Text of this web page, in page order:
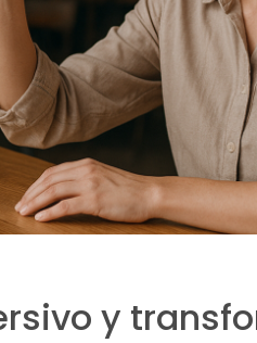
y